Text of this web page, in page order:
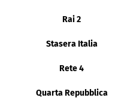
Rai 2
Stasera Italia
Rete 4
Quarta Repubblica